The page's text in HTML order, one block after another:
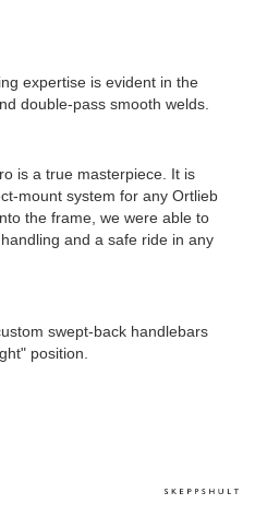
expertise is evident in the
double-pass smooth welds.
is a true masterpiece. It is
mount system for any Ortlieb
the frame, we were able to
and a safe ride in any
swept-back handlebars
position.